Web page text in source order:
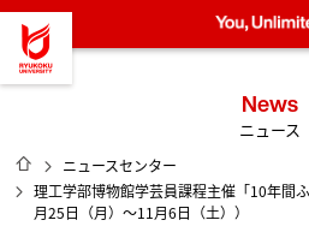
龍谷大学 You,
News
ニュース
HOME
ニュースセンター
理工学部博物館学芸員課程主催「10年間
月25日（月）～11月6日（土））